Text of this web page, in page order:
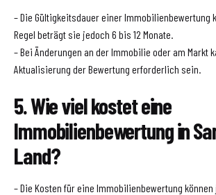
– Die Gültigkeitsdauer einer Immobilienbewertung
Regel beträgt sie jedoch 6 bis 12 Monate.
– Bei Änderungen an der Immobilie oder am Markt
Aktualisierung der Bewertung erforderlich sein.
5. Wie viel kostet eine
Immobilienbewertung in
Land?
– Die Kosten für eine Immobilienbewertung können